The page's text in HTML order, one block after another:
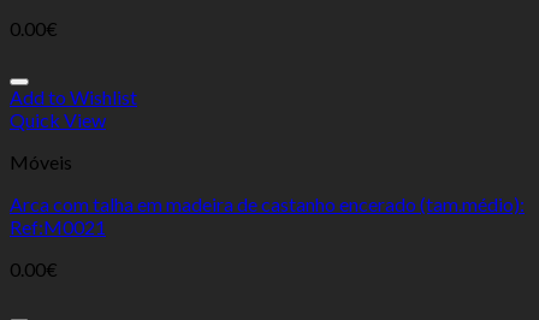
0.00€
Add to Wishlist
Quick View
Móveis
Arca com talha em madeira de castanho encerado (tam.médio):
Ref:M0021
0.00€